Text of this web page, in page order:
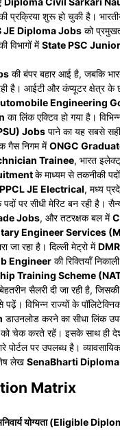
प्रक्रिया शुरू हो चुकी है।
JE Diploma Jobs को
विभागों मेंState PSC
की बंपर बहार आई है, जबकि
है। आईटी और कंप्यूटर क्षेत्र के
Engineering
का लिंक एक्टिव हो गया है। विभिन्न
Jobs पाने का यह सबसे
गैस निगम मेंONGC
Trainee, भारत
के माध्यम से तकनीकी
JE Electrical, मध्य
पर सीधी मेरिट बन रही है।
Jobs, और तटरक्षक बल में
Engineer Services
जा रहा है। दिल्ली मेट्रो में
Engineer की रिक्तियाँ
Training Scheme
सैलरी दी जा रही है, जिसकी
पढ़ें। विभिन्न राज्यों के
डाउनलोड करने का सीधा लिंक
को चेक करते रहें। इसके साथ ही
पोर्टल पर उपलब्ध है।
लेख SenaBharti
Matrix
योग्यता (Eligible